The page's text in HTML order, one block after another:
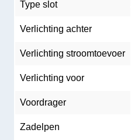
Type slot
Verlichting achter
Verlichting stroomtoevoer
Verlichting voor
Voordrager
Zadelpen